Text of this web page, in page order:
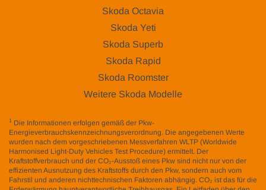
Skoda Octavia
Skoda Yeti
Skoda Superb
Skoda Rapid
Skoda Roomster
Weitere Skoda Modelle
1 Die Informationen erfolgen gemäß der Pkw-
Energieverbrauchskennzeichnungsverordnung. Die angegebenen Werte
wurden nach dem vorgeschriebenen Messverfahren WLTP (Worldwide
Harmonised Light-Duty Vehicles Test Procedure) ermittelt. Der
Kraftstoffverbrauch und der CO₂-Ausstoß eines Pkw sind nicht nur von der
effizienten Ausnutzung des Kraftstoffs durch den Pkw, sondern auch vom
Fahrstil und anderen nichttechnischen Faktoren abhängig. CO₂ ist das für die